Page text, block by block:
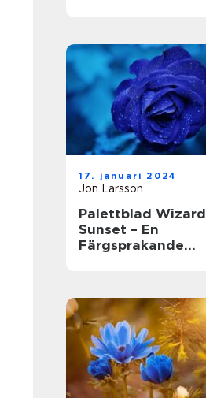
17. januari 2024
Jon Larsson
Palettblad Wizard
Sunset – En
Färgsprakande